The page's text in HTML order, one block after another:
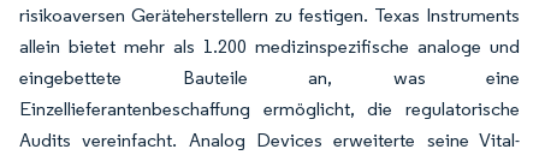
risikoaversen Geräteherstellern zu festigen. Texas Instruments
allein bietet mehr als 1.200 medizinspezifische analoge und
eingebettete Bauteile an, was eine
Einzellieferantenbeschaffung ermöglicht, die regulatorische
Audits vereinfacht. Analog Devices erweiterte seine Vital-